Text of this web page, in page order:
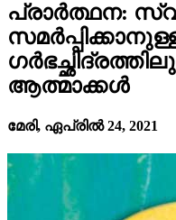
പ്രാർത്ഥന:
ആത്മാക്കൾ
മേരി, ഏപ്രിൽ 24, 2021